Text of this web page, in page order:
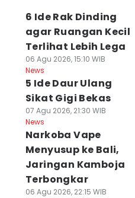
6 Ide Rak Dinding
agar Ruangan Kecil
Terlihat Lebih Lega
06 Agu 2026, 15:10 WIB
News
5 Ide Daur Ulang
Sikat Gigi Bekas
07 Agu 2026, 21:30 WIB
News
Narkoba Vape
Menyusup ke Bali,
Jaringan Kamboja
Terbongkar
06 Agu 2026, 22:15 WIB